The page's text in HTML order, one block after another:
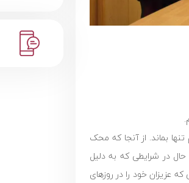
تنها بماند. از آنجا که محک
در شرایطی که به دلیل
عزیزان خود را در روزهای